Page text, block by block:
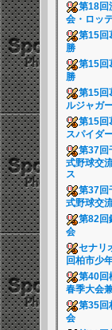
第18回
会・ロッ
第15回
勝
第15回
勝
第15回
ルジャガ
第15回
スパイダ
第37回
式野球交
ス
第37回
式野球交
第82回
会
セナリ
回柏市少
第40回
春季大会
第35回
会